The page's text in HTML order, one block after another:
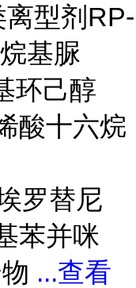
型剂RP-
基脲
环己醇
酸十六烷
罗替尼
苯并咪
...查看